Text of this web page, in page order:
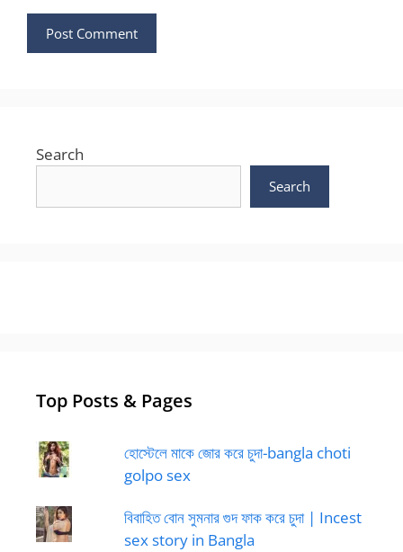
Search
Search
Top Posts & Pages
হোস্টেলে মাকে জোর করে চুদা-bangla choti
golpo sex
বিবাহিত বোন সুমনার গুদ ফাক করে চুদা | Incest
sex story in Bangla